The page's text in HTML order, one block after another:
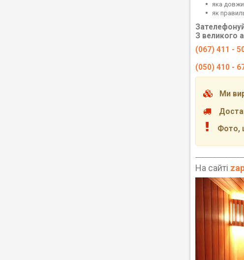
яка
як
З великого
(067) 411 -
(050) 410 -
Ми
Фото,
На сайті